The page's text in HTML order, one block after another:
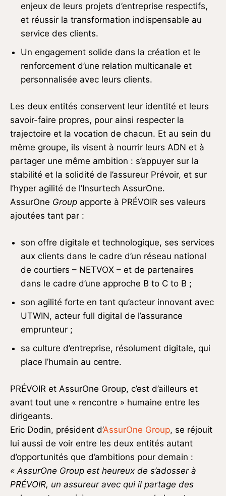
enjeux de leurs projets d’entreprise respectifs,
et réussir la transformation indispensable au
service des clients.
Un engagement solide dans la création et le
renforcement d’une relation multicanale et
personnalisée avec leurs clients.
Les deux entités conservent leur identité et leurs
savoir-faire propres, pour ainsi respecter la
trajectoire et la vocation de chacun. Et au sein du
même groupe, ils visent à nourrir leurs ADN et à
partager une même ambition : s’appuyer sur la
stabilité et la solidité de l’assureur Prévoir, et sur
l’hyper agilité de l’Insurtech AssurOne.
AssurOne Group apporte à PRÉVOIR ses valeurs
ajoutées tant par :
son offre digitale et technologique, ses services
aux clients dans le cadre d’un réseau national
de courtiers – NETVOX – et de partenaires
dans le cadre d’une approche B to C to B ;
son agilité forte en tant qu’acteur innovant avec
UTWIN, acteur full digital de l’assurance
emprunteur ;
sa culture d’entreprise, résolument digitale, qui
place l’humain au centre.
PRÉVOIR et AssurOne Group, c’est d’ailleurs et
avant tout une « rencontre » humaine entre les
dirigeants.
Eric Dodin, président d’AssurOne Group, se réjouit
lui aussi de voir entre les deux entités autant
d’opportunités que d’ambitions pour demain :
« AssurOne Group est heureux de s’adosser à
PRÉVOIR, un assureur avec qui il partage des